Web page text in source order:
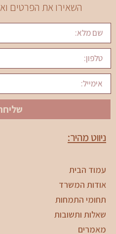
השאירו את הפרטים
ניווט מהיר:
עמוד הבית
אודות המשרד
תחומי התמחות
שאלות ותשובות
מאמרים